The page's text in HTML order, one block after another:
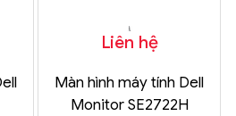
Liên hệ
Màn hình máy tính Dell
Monitor SE2722H